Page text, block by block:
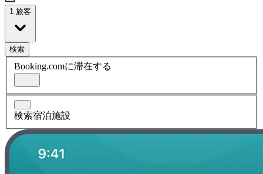
1 旅客
検索
Booking.comに滞在する
検索宿泊施設